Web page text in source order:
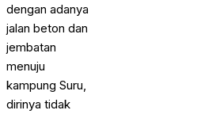
dengan adanya
jalan beton dan
jembatan
menuju
kampung Suru,
dirinya tidak